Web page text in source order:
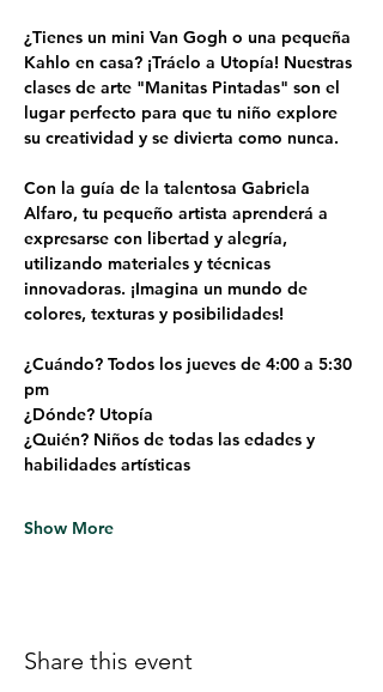
¿Tienes un mini Van Gogh o una pequeña
Kahlo en casa? ¡Tráelo a Utopía! Nuestras
clases de arte "Manitas Pintadas" son el
lugar perfecto para que tu niño explore
su creatividad y se divierta como nunca.
Con la guía de la talentosa Gabriela
Alfaro, tu pequeño artista aprenderá a
expresarse con libertad y alegría,
utilizando materiales y técnicas
innovadoras. ¡Imagina un mundo de
colores, texturas y posibilidades!
¿Cuándo? Todos los jueves de 4:00 a 5:30
pm
¿Dónde? Utopía
¿Quién? Niños de todas las edades y
habilidades artísticas
Show More
Share this event